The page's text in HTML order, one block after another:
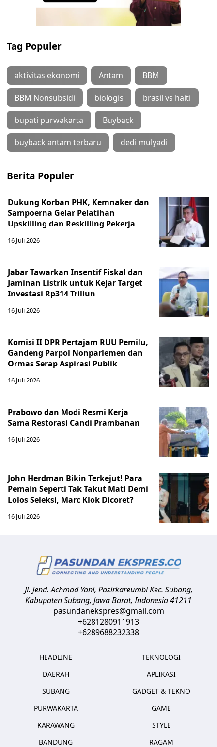
Tag Populer
aktivitas ekonomi Antam BBM
BBM Nonsubsidi biologis brasil vs haiti
bupati purwakarta Buyback
buyback antam terbaru dedi mulyadi
Berita Populer
Dukung Korban PHK, Kemnaker dan
Sampoerna Gelar Pelatihan
Upskilling dan Reskilling Pekerja
16 Juli 2026
Jabar Tawarkan Insentif Fiskal dan
Jaminan Listrik untuk Kejar Target
Investasi Rp314 Triliun
16 Juli 2026
Komisi II DPR Pertajam RUU Pemilu,
Gandeng Parpol Nonparlemen dan
Ormas Serap Aspirasi Publik
16 Juli 2026
Prabowo dan Modi Resmi Kerja
Sama Restorasi Candi Prambanan
16 Juli 2026
John Herdman Bikin Terkejut! Para
Pemain Seperti Tak Takut Mati Demi
Lolos Seleksi, Marc Klok Dicoret?
16 Juli 2026
Jl. Jend. Achmad Yani, Pasirkareumbi Kec. Subang,
Kabupaten Subang, Jawa Barat,Indonesia41211
pasundanekspres@gmail.com
+6281280911913
+6289688232338
HEADLINE
DAERAH
SUBANG
PURWAKARTA
KARAWANG
BANDUNG
TEKNOLOGI
APLIKASI
GADGET & TEKNO
GAME
STYLE
RAGAM